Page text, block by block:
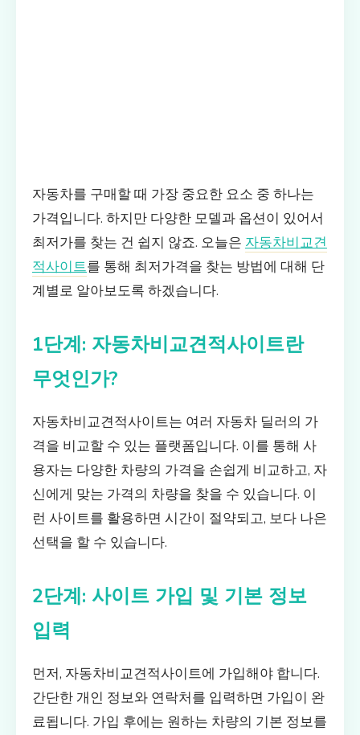
자동차를 구매할 때 가장 중요한 요소 중 하나는
가격입니다. 하지만 다양한 모델과 옵션이 있어서
최저가를 찾는 건 쉽지 않죠. 오늘은 자동차비교견
적사이트를 통해 최저가격을 찾는 방법에 대해 단
계별로 알아보도록 하겠습니다.
1단계: 자동차비교견적사이트란
무엇인가?
자동차비교견적사이트는 여러 자동차 딜러의 가
격을 비교할 수 있는 플랫폼입니다. 이를 통해 사
용자는 다양한 차량의 가격을 손쉽게 비교하고, 자
신에게 맞는 가격의 차량을 찾을 수 있습니다. 이
런 사이트를 활용하면 시간이 절약되고, 보다 나은
선택을 할 수 있습니다.
2단계: 사이트 가입 및 기본 정보
입력
먼저, 자동차비교견적사이트에 가입해야 합니다.
간단한 개인 정보와 연락처를 입력하면 가입이 완
료됩니다. 가입 후에는 원하는 차량의 기본 정보를